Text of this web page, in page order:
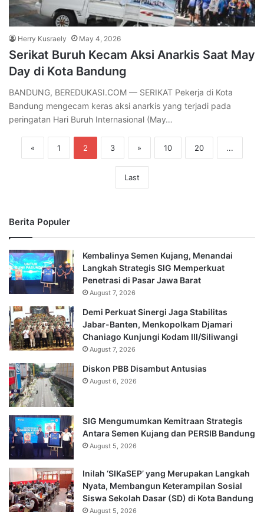
Herry Kusraely May 4, 2026
Serikat Buruh Kecam Aksi Anarkis Saat May
Day di Kota Bandung
BANDUNG, BEREDUKASI.COM — SERIKAT Pekerja di Kota
Bandung mengecam keras aksi anarkis yang terjadi pada
peringatan Hari Buruh Internasional (May…
« 1 2 3 » 10 20 ...
Last
Berita Populer
Kembalinya Semen Kujang, Menandai
Langkah Strategis SIG Memperkuat
Penetrasi di Pasar Jawa Barat
August 7, 2026
Demi Perkuat Sinergi Jaga Stabilitas
Jabar-Banten, Menkopolkam Djamari
Chaniago Kunjungi Kodam III/Siliwangi
August 7, 2026
Diskon PBB Disambut Antusias
August 6, 2026
SIG Mengumumkan Kemitraan Strategis
Antara Semen Kujang dan PERSIB Bandung
August 5, 2026
Inilah ‘SIKaSEP’ yang Merupakan Langkah
Nyata, Membangun Keterampilan Sosial
Siswa Sekolah Dasar (SD) di Kota Bandung
August 5, 2026